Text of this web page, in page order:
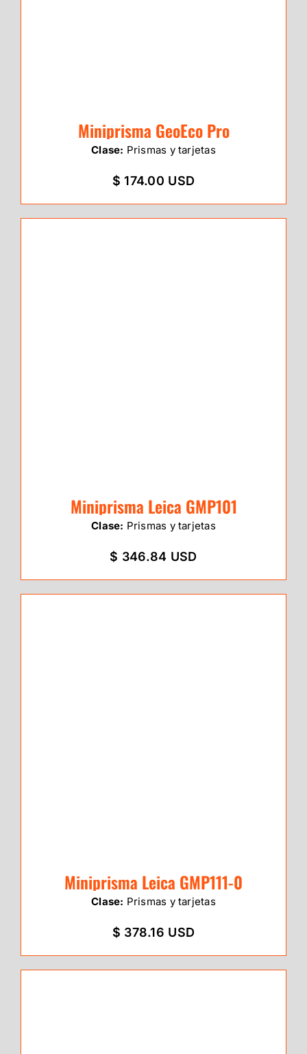
Miniprisma GeoEco Pro
Clase: Prismas y tarjetas
$ 174.00 USD
Miniprisma Leica GMP101
Clase: Prismas y tarjetas
$ 346.84 USD
Miniprisma Leica GMP111-0
Clase: Prismas y tarjetas
$ 378.16 USD